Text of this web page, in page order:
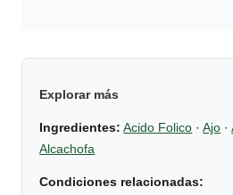
Explorar más
Ingredientes: Acido Folico ·Ajo ·
Alcachofa
Condiciones relacionadas: